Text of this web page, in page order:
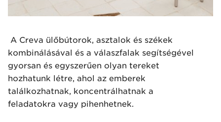
A Creva ülőbútorok, asztalok és székek
kombinálásával és a válaszfalak segítségével
gyorsan és egyszerűen olyan tereket
hozhatunk létre, ahol az emberek
találkozhatnak, koncentrálhatnak a
feladatokra vagy pihenhetnek.